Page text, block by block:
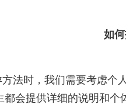
如
法时，我们需要考虑个
都会提供详细的说明和